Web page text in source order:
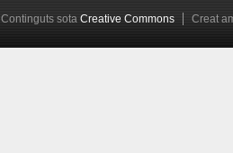
Continguts sota Creative Commons Creat